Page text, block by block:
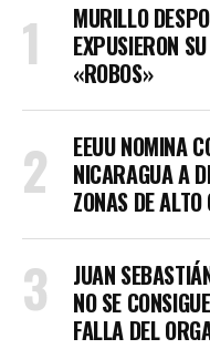
MURILLO
EXPUSIERON
«ROBOS»
EEUU NOMINA
NICARAGUA A
ZONAS DE
JUAN
NO SE
FALLA DEL